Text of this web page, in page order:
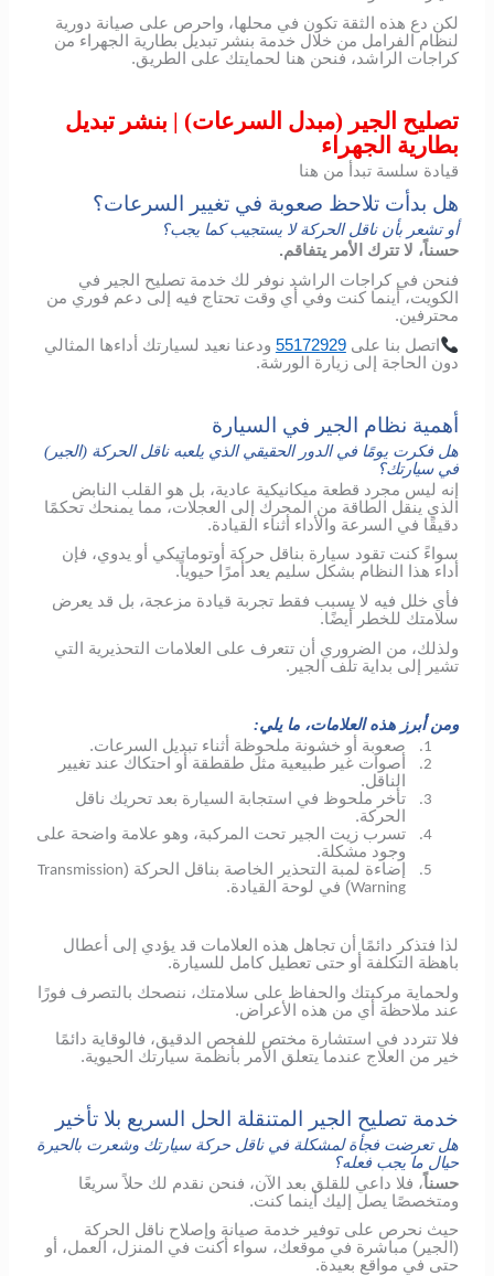
لكن دع هذه الثقة تكون في محلها، واحرص على صيانة دورية
لنظام الفرامل من خلال خدمة بنشر تبديل بطارية الجهراء من
كراجات الراشد، فنحن هنا لحمايتك على الطريق.
تصليح الجير (مبدل السرعات) | بنشر تبديل
بطارية الجهراء
قيادة سلسة تبدأ من هنا
هل بدأت تلاحظ صعوبة في تغيير السرعات؟
أو تشعر بأن ناقل الحركة لا يستجيب كما يجب؟
حسناً، لا تترك الأمر يتفاقم.
فنحن في كراجات الراشد نوفر لك خدمة تصليح الجير في
الكويت، أينما كنت وفي أي وقت تحتاج فيه إلى دعم فوري من
محترفين.
اتصل بنا على55172929 ودعنا نعيد لسيارتك أداءها
المثالي
دون
الحاجة إلى زيارة الورشة.
أهمية نظام الجير في السيارة
هل فكرت يومًا في الدور الحقيقي الذي يلعبه ناقل الحركة (الجير)
في سيارتك؟
إنه ليس مجرد قطعة ميكانيكية عادية، بل هو القلب النابض
الذي ينقل الطاقة من المحرك إلى العجلات، مما يمنحك تحكمًا
دقيقًا في السرعة والأداء أثناء القيادة.
سواءً كنت تقود سيارة بناقل حركة أوتوماتيكي أو يدوي، فإن
أداء هذا النظام بشكل سليم يعد أمرًا حيوياً.
فأي خلل فيه لا يسبب فقط تجربة قيادة مزعجة، بل قد يعرض
سلامتك للخطر أيضًا.
ولذلك، من الضروري أن تتعرف على العلامات التحذيرية التي
تشير إلى بداية تلف الجير.
ومن أبرز هذه العلامات، ما يلي:
1. صعوبة أو خشونة ملحوظة أثناء تبديل السرعات.
2.
أصوات غير طبيعية مثل طقطقة أو احتكاك عند تغيير
الناقل.
3.
تأخر ملحوظ في استجابة السيارة بعد تحريك ناقل
الحركة.
4.
تسرب زيت الجير تحت المركبة، وهو علامة واضحة على
وجود مشكلة.
5. إضاءة لمبة التحذير الخاصة بناقل الحركة (Transmission
Warning) في لوحة القيادة.
لذا فتذكر دائمًا أن تجاهل هذه العلامات قد يؤدي إلى أعطال
باهظة التكلفة أو حتى تعطيل كامل للسيارة.
ولحماية مركبتك والحفاظ على سلامتك، ننصحك بالتصرف فورًا
عند ملاحظة أي من هذه الأعراض.
فلا تتردد في استشارة مختص للفحص الدقيق، فالوقاية دائمًا
خير من العلاج عندما يتعلق الأمر بأنظمة سيارتك الحيوية.
خدمة تصليح الجير المتنقلة الحل السريع بلا تأخير
هل تعرضت فجأة لمشكلة في ناقل حركة سيارتك وشعرت بالحيرة
حيال ما يجب فعله؟
حسناً، فلا داعي للقلق بعد الآن، فنحن نقدم لك حلاً سريعًا
ومتخصصًا يصل إليك أينما كنت.
حيث نحرص على توفير خدمة صيانة وإصلاح ناقل الحركة
(الجير) مباشرة في موقعك، سواء أكنت في المنزل، العمل، أو
حتى في مواقع بعيدة.